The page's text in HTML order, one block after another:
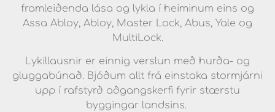
framleiðenda lása og lykla í heiminum eins og
Assa Abloy, Abloy, Master Lock, Abus, Yale og
MultiLock.
Lykillausnir er einnig verslun með hurða- og
gluggabúnað. Bjóðum allt frá einstaka stormjárni
upp í rafstyrð aðgangskerfi fyrir stærstu
byggingar landsins.